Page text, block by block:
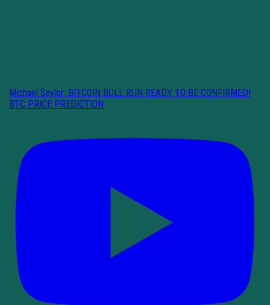
Michael Saylor: BITCOIN BULL RUN READY TO BE CONFIRMED!
BTC PRICE PREDICTION